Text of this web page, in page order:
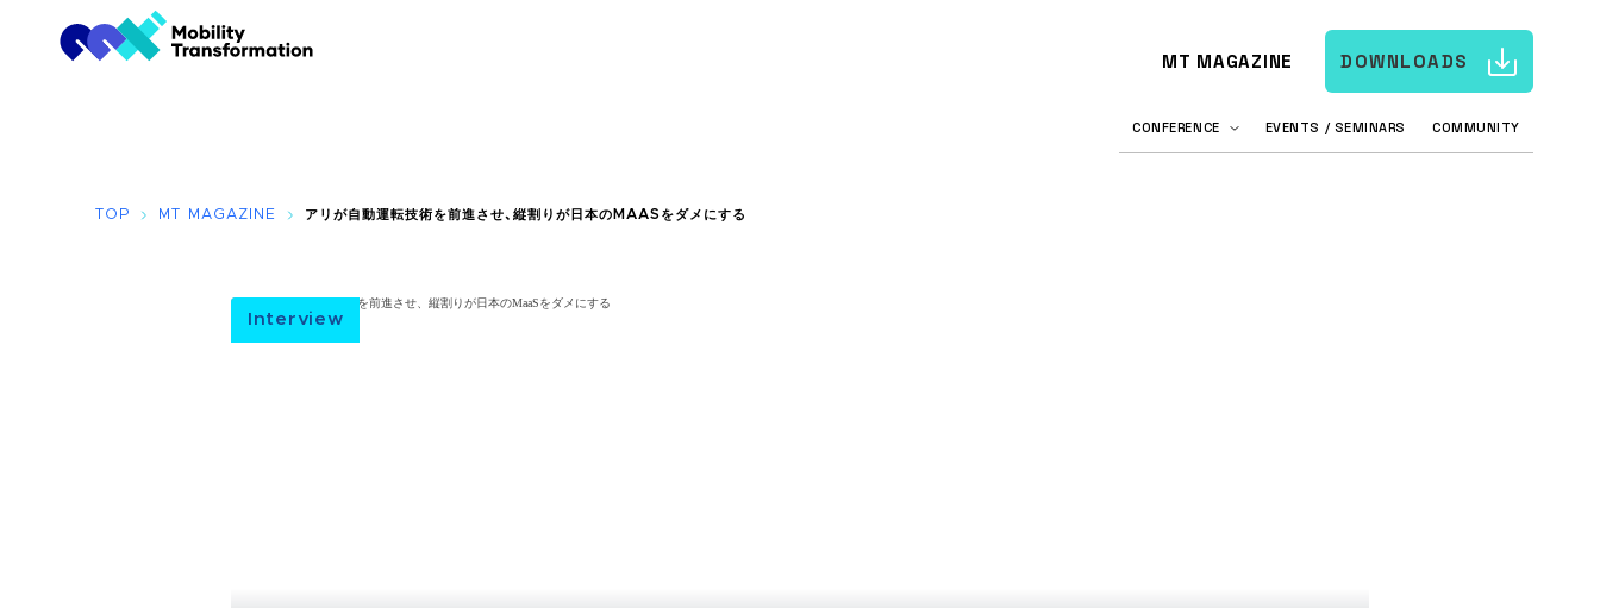
DOWNLOADS
MT MAGAZINE
CONFERENCE EVENTS / SEMINARS COMMUNITY
TOP MT MAGAZINE アリが自動運転技術を前進させ、縦割りが日本のMAASをダメにする
Interview